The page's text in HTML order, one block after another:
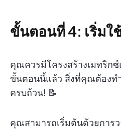
ขั้นตอนที่ 4: เริ่มใ
คุณควรมีโครงสร้างเมทริก
ขั้นตอนนี้แล้ว สิ่งที่คุณต้องท
ครบถ้วน! 📝
คุณสามารถเริ่มต้นด้วยการ